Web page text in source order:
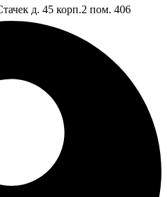
д. 45 корп.2 пом. 406